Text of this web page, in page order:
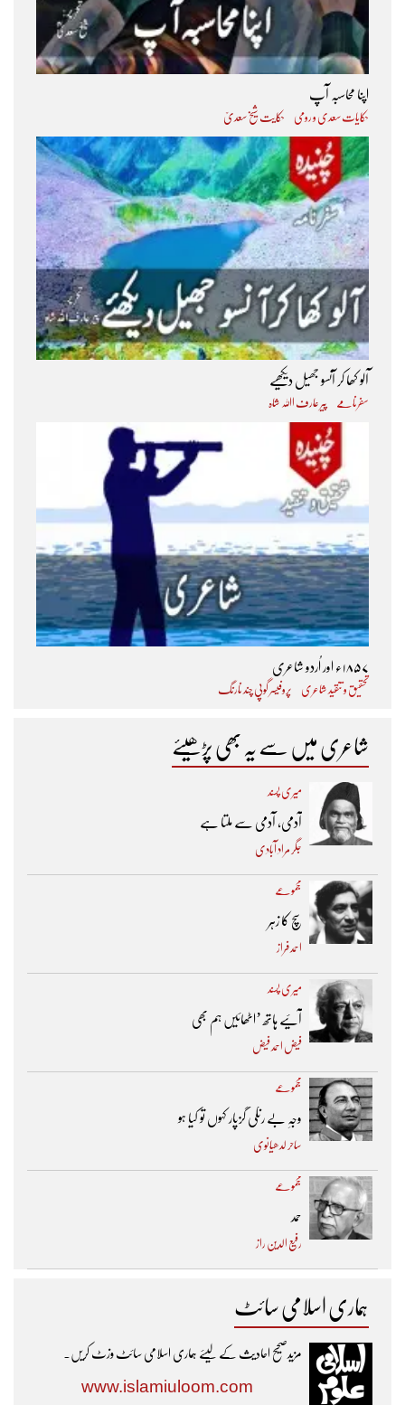
اپنا محاسبہ آپ
حکایات سعدی و رومی حکایت شیخ سعدیؒ
آلو کھا کر آنسو جھیل دیکھیے
سفرنامے پیر عارف اﷲ شاہ
۱۸۵۷ء اور اُردو شاعری
تحقیق و تنقید شاعری پروفیسر گوپی چند نارنگ
شاعری میں سے یہ بھی پڑھیئے
میری پسند
آدمی، آدمی سے ملتا ہے
جگر مراد آبادی
مجموعے
سچ کا زہر
احمد فراز
میری پسند
آئیے ہاتھ ’اٹھائیں ہم بھی
فیض احمد فیض
مجموعے
وجہِ بے رنگی گزپار کہوں تو کیا ہو
ساحر لدھیانوی
مجموعے
حمد
رفیع الدین راز
ہماری اسلامی سائٹ
مزیدصحیح احادیث کے لیئے ہماری اسلامی سائٹ وزٹ کریں۔
www.islamiuloom.com